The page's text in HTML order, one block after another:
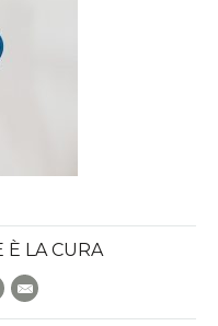
È LA CURA
Google+